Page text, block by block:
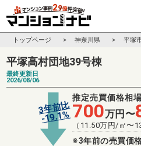
トップページ 神奈川県 平塚
平塚高村団地39号棟
最終更新日
2026/08/06
3年前比
-19.1%
推定売買価格相場
700万円〜
（ 11.50万円/㎡〜
※3年前の売買価